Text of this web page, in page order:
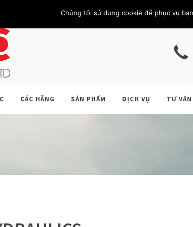
KHÁCH HÀNG LIÊN HỆ THÀNH VIÊN
CÁC HÃNG SẢN PHẨM DỊCH VỤ TƯ VẤN
Chúng tôi sử dụng cookie để phục vụ